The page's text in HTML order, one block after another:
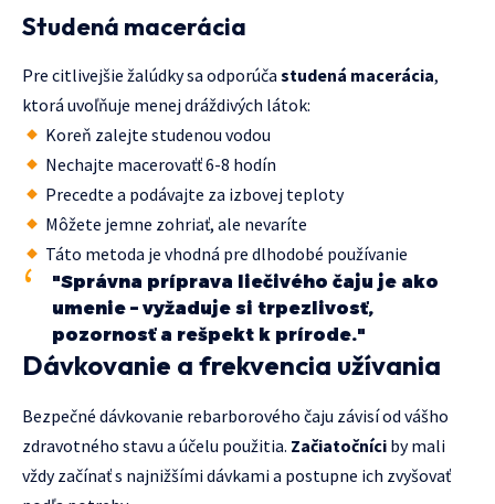
Studená macerácia
Pre citlivejšie žalúdky sa odporúča studená macerácia,
ktorá uvoľňuje menej dráždivých látok:
Koreň zalejte studenou vodou
Nechajte macerovaťť 6-8 hodín
Precedte a podávajte za izbovej teploty
Môžete jemne zohriať, ale nevaríte
Táto metoda je vhodná pre dlhodobé používanie
"Správna príprava liečivého čaju je ako
umenie – vyžaduje si trpezlivosť,
pozornosť a rešpekt k prírode."
Dávkovanie a frekvencia užívania
Bezpečné dávkovanie rebarborového čaju závisí od vášho
zdravotného stavu a účelu použitia. Začiatočníci by mali
vždy začínať s najnižšími dávkami a postupne ich zvyšovať